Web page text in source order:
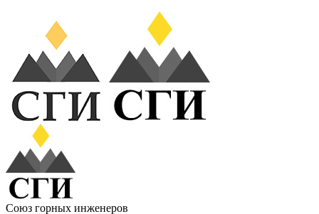
Союз горных инженеров